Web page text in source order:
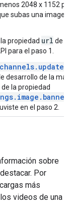
2048 x 1152
subas una imagen
propiedad url de la
para el paso 1.
channels.update
desarrollo de la
la propiedad
en el paso 2.
sobre
Por
más
videos de una